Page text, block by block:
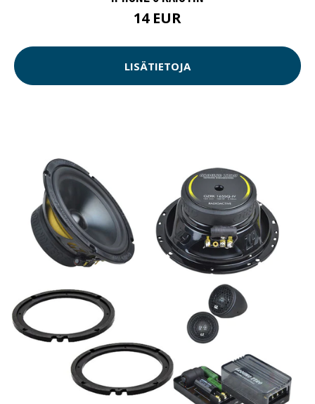
14 EUR
LISÄTIETOJA